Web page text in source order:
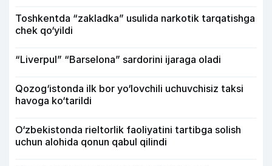
Toshkentda “zakladka” usulida narkotik tarqatishga
chek qo‘yildi
“Liverpul” “Barselona” sardorini ijaraga oladi
Qozog‘istonda ilk bor yo‘lovchili uchuvchisiz taksi
havoga ko‘tarildi
O‘zbekistonda rieltorlik faoliyatini tartibga solish
uchun alohida qonun qabul qilindi